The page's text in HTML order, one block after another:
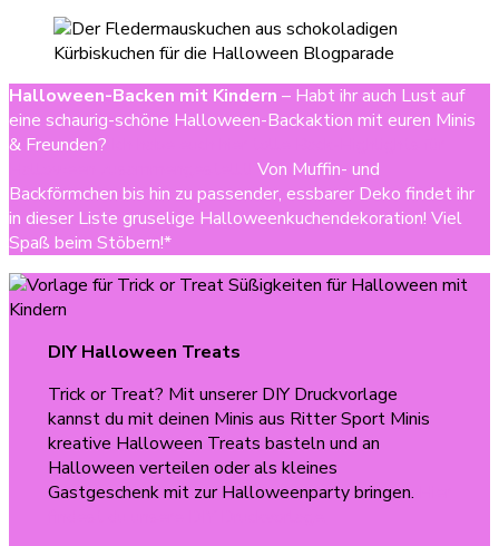
Halloween-Backen mit Kindern – Habt ihr auch Lust auf
eine schaurig-schöne Halloween-Backaktion mit euren Minis
& Freunden?
Von Muffin- und
Backförmchen bis hin zu passender, essbarer Deko findet ihr
in dieser Liste gruselige Halloweenkuchendekoration! Viel
Spaß beim Stöbern!*
DIY Halloween Treats
Trick or Treat? Mit unserer DIY Druckvorlage
kannst du mit deinen Minis aus Ritter Sport Minis
kreative Halloween Treats basteln und an
Halloween verteilen oder als kleines
Gastgeschenk mit zur Halloweenparty bringen.